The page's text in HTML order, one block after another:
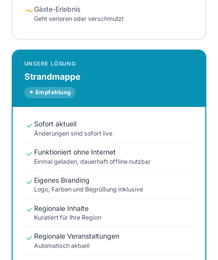
〜Gäste-Erlebnis
Geht verloren oder verschmutzt
UNSERE LÖSUNG
Strandmappe
✦ Empfehlung
✓ Sofort aktuell
Änderungen sind sofort live
✓ Funktioniert ohne Internet
Einmal geladen, dauerhaft offline nutzbar
✓ Eigenes Branding
Logo, Farben und Begrüßung inklusive
✓ Regionale Inhalte
Kuratiert für Ihre Region
✓ Regionale Veranstaltungen
Automatisch aktuell